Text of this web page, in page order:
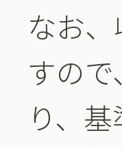
なお
すの
り、